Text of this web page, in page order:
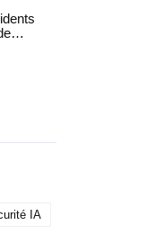
IA